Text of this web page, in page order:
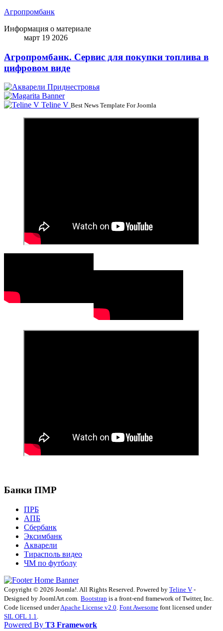
Агропромбанк
Информация о материале
март 19 2026
Агропромбанк. Сервис для покупки топлива в
цифровом виде
Teline V Best News Template For Joomla
Банки ПМР
ПРБ
АПБ
Сбербанк
Эксимбанк
Акварели
Тирасполь видео
ЧМ по футболу
Copyright © 2026 Joomla!. All Rights Reserved. Powered by Teline V -
Designed by JoomlArt.com. Bootstrap is a front-end framework of Twitter, Inc.
Code licensed underApache License v2.0 Font Awesome font licensed under
SIL OFL 1.1
Powered By T3 Framework